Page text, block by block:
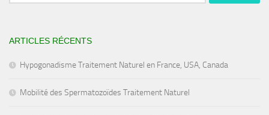
ARTICLES RÉCENTS
Hypogonadisme Traitement Naturel en France, USA, Canada
Mobilité des Spermatozoïdes Traitement Naturel